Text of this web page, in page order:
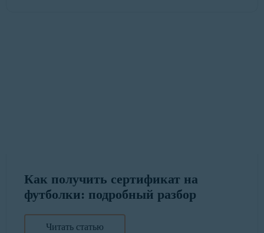
Как получить сертификат на
футболки: подробный разбор
Читать статью